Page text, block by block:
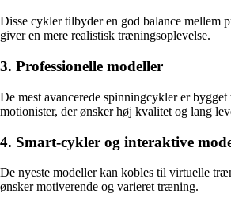
Disse cykler tilbyder en god balance mellem
giver en mere realistisk træningsoplevelse.
3. Professionelle modeller
De mest avancerede spinningcykler er
motionister, der ønsker høj kvalitet og lang
4. Smart-cykler og interaktive
De nyeste modeller kan kobles til virtuelle
ønsker motiverende og varieret træning.